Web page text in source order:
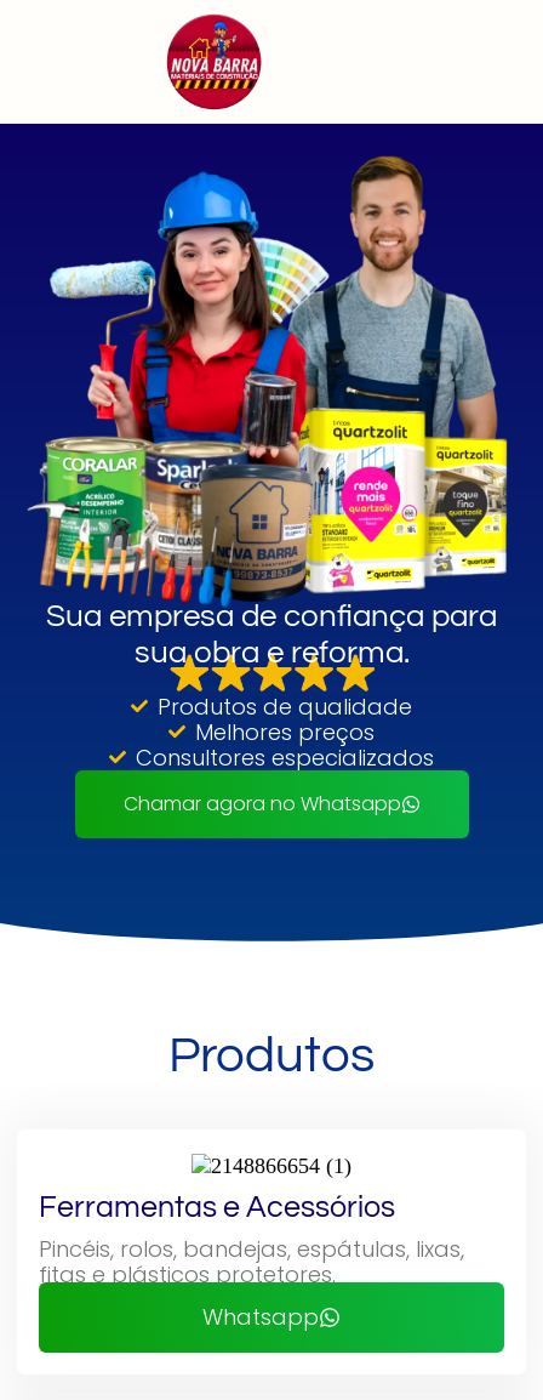
Sua empresa de confiança para
sua obra e reforma.
Produtos de qualidade
Melhores preços
Consultores especializados
Chamar agora no Whatsapp
Produtos
Ferramentas e Acessórios
Pincéis, rolos, bandejas, espátulas, lixas,
fitas e plásticos protetores.
Whatsapp